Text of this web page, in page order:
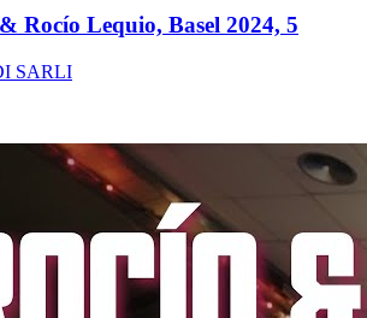
Rocío Lequio, Basel 2024, 5
SARLI